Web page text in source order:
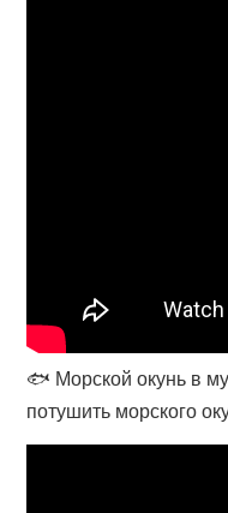
🐟 Морской окунь в
потушить морского